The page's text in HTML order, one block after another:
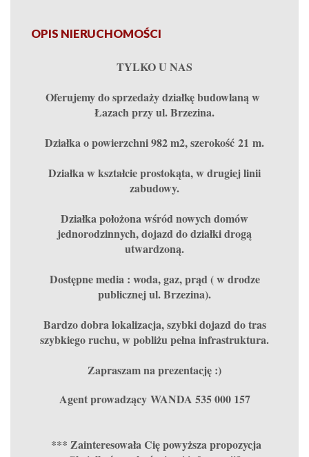
OPIS NIERUCHOMOŚCI
TYLKO U NAS
Oferujemy do sprzedaży działkę budowlaną w
Łazach przy ul. Brzezina.
Działka o powierzchni 982 m2, szerokość 21 m.
Działka w kształcie prostokąta, w drugiej linii
zabudowy.
Działka położona wśród nowych domów
jednorodzinnych, dojazd do działki drogą
utwardzoną.
Dostępne media : woda, gaz, prąd ( w drodze
publicznej ul. Brzezina).
Bardzo dobra lokalizacja, szybki dojazd do tras
szybkiego ruchu, w pobliżu pełna infrastruktura.
Zapraszam na prezentację :)
Agent prowadzący WANDA 535 000 157
*** Zainteresowała Cię powyższa propozycja